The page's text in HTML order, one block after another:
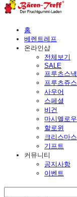
홈
베렌트레프
온라인샵
전체보기
SALE
프루츠스낵
프루츠쥬스
사우어
스페셜
비건
마시멜로우
할로윈
크리스마스
기프트
커뮤니티
공지사항
이벤트